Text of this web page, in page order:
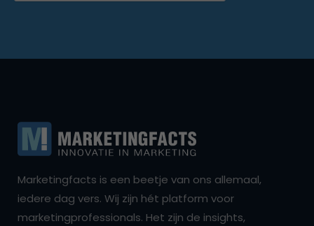
Marketingfacts is een beetje van ons allemaal,
iedere dag vers. Wij zijn hét platform voor
marketingprofessionals. Het zijn de insights,